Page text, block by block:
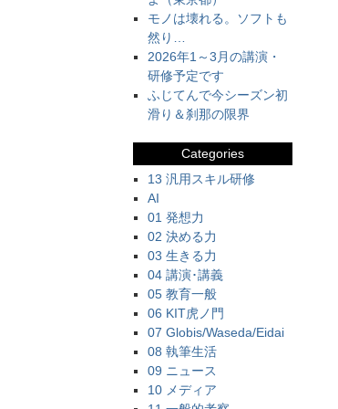
モノは壊れる。ソフトも
然り…
2026年1～3月の講演・
研修予定です
ふじてんで今シーズン初
滑り＆刹那の限界
Categories
13 汎用スキル研修
AI
01 発想力
02 決める力
03 生きる力
04 講演･講義
05 教育一般
06 KIT虎ノ門
07 Globis/Waseda/Eidai
08 執筆生活
09 ニュース
10 メディア